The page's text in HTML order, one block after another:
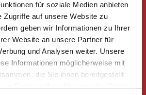
für soziale Medien anbieten
Zugriffe auf unsere Website zu
geben wir Informationen zu Ihrer
Website an unsere Partner für
und Analysen weiter. Unsere
Informationen möglicherweise mit
die Sie ihnen bereitgestellt
typgerechtes Make-up. Auch
bei Ihnen Zuhause als
Wunsch sind wir auch gerne
üblichen Öffnungszeiten für Sie
bei uns im Salon ein kleines
Ihren Trauzeugen, während wir